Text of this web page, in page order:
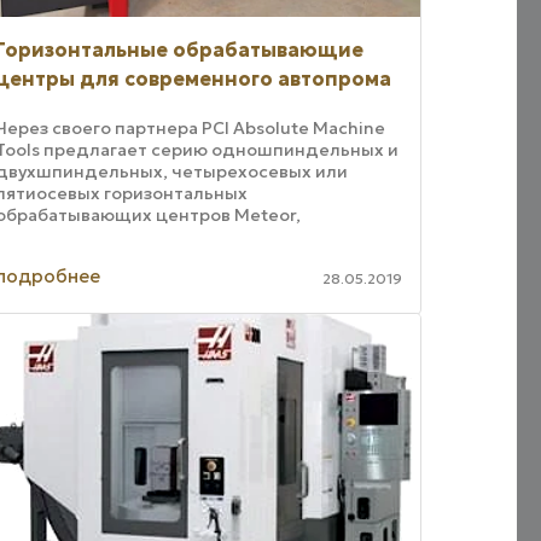
обрабатывающие
для современного автопрома
своего партнера PCI Absolute Machine
предлагает серию одношпиндельных и
четырехосевых или
горизонтальных
центров Meteor,
28.05.2019